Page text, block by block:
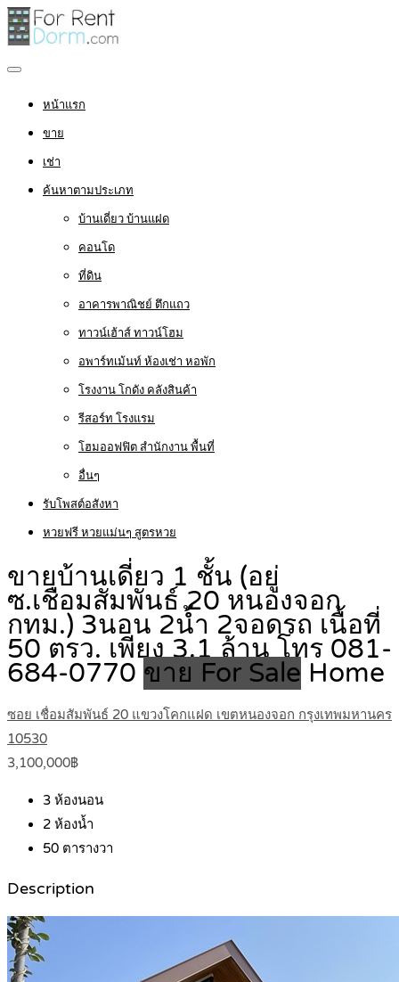
หน้าแรก
ขาย
เช่า
ค้นหาตามประเภท
บ้านเดี่ยว บ้านแฝด
คอนโด
ที่ดิน
อาคารพาณิชย์ ตึกแถว
ทาวน์เฮ้าส์ ทาวน์โฮม
อพาร์ทเม้นท์ ห้องเช่า หอพัก
โรงงาน โกดัง คลังสินค้า
รีสอร์ท โรงแรม
โฮมออฟฟิต สำนักงาน พื้นที่
อื่นๆ
รับโพสต์อสังหา
หวยฟรี หวยแม่นๆ สูตรหวย
ขายบ้านเดี่ยว 1 ชั้น (อยู่
ซ.เชื่อมสัมพันธ์ 20 หนองจอก
กทม.) 3นอน 2น้ำ 2จอดรถ เนื้อที่
50 ตรว. เพียง 3.1 ล้าน โทร 081-
684-0770 ขาย For Sale Home
ซอย เชื่อมสัมพันธ์ 20 แขวงโคกแฝด เขตหนองจอก กรุงเทพมหานคร
10530
3,100,000฿
3 ห้องนอน
2 ห้องน้ำ
50 ตารางวา
Description